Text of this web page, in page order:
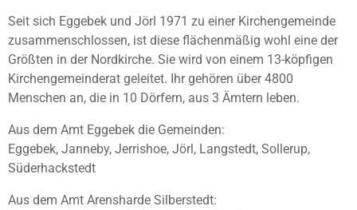
Seit sich Eggebek und Jörl 1971 zu einer Kirchengemeinde
zusammenschlossen, ist diese flächenmäßig wohl eine der
Größten in der Nordkirche. Sie wird von einem 13-köpfigen
Kirchengemeinderat geleitet. Ihr gehören über 4800
Menschen an, die in 10 Dörfern, aus 3 Ämtern leben.
Aus dem Amt Eggebek die Gemeinden:
Eggebek, Janneby, Jerrishoe, Jörl, Langstedt, Sollerup,
Süderhackstedt
Aus dem Amt Arensharde Silberstedt: